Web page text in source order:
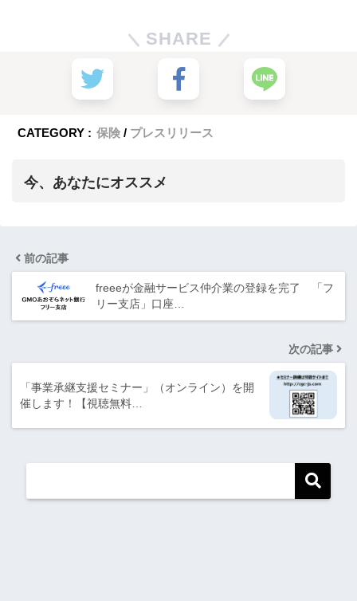
SHARE
CATEGORY : 保険 プレスリリース
今、あなたにオススメ
前の記事
freeeが金融サービス仲介業の登録を完了 「フ
リー支店」口座…
次の記事
「事業承継支援セミナー」（オンライン）を開
催します！【視聴無料…